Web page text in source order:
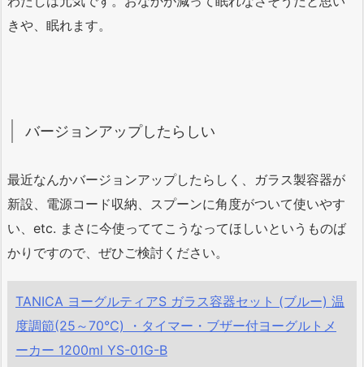
きや、眠れます。
バージョンアップしたらしい
最近なんかバージョンアップしたらしく、ガラス製容器が
新設、電源コード収納、スプーンに角度がついて使いやす
い、etc. まさに今使っててこうなってほしいというものば
かりですので、ぜひご検討ください。
TANICA ヨーグルティアS ガラス容器セット (ブルー) 温
度調節(25～70℃) ・タイマー・ブザー付ヨーグルトメ
ーカー 1200ml YS-01G-B